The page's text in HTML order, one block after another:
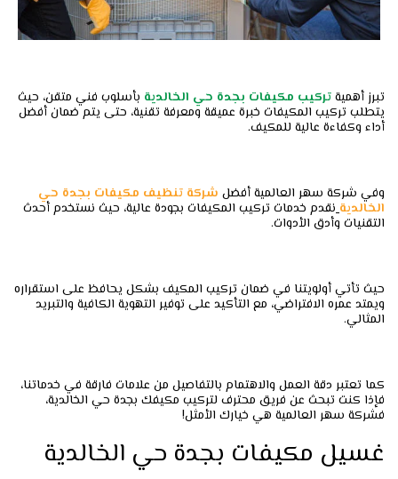
تبرز أهميةتركيب مكيفات بجدة حي الخالدية بأسلوب فني متقن، حيث
يتطلب تركيب المكيفات خبرة عميقة ومعرفة تقنية، حتى يتم ضمان أفضل
أداء وكفاءة عالية للمكيف.
وفي شركة سهر العالمية أفضل شركة تنظيف مكيفات بجدة حي
الخالدية نقدم خدمات تركيب المكيفات بجودة عالية، حيث نستخدم أحدث
التقنيات وأدق الأدوات.
حيث تأتي أولويتنا في ضمان تركيب المكيف بشكل يحافظ على استقراره
ويمتد عمره الافتراضي، مع التأكيد على توفير التهوية الكافية والتبريد
المثالي.
كما تعتبر دقة العمل والاهتمام بالتفاصيل من علامات فارقة في خدماتنا،
فإذا كنت تبحث عن فريق محترف لتركيب مكيفك بجدة حي الخالدية،
فشركة سهر العالمية هي خيارك الأمثل!
غسيل مكيفات بجدة حي الخالدية